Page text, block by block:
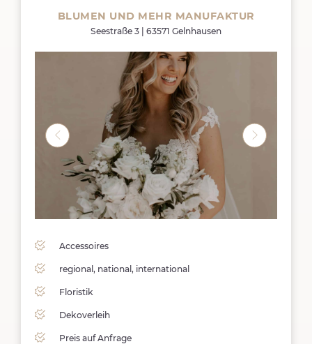
BLUMEN UND MEHR MANUFAKTUR
Seestraße 3 | 63571 Gelnhausen
Accessoires
regional, national, international
Floristik
Dekoverleih
Preis auf Anfrage